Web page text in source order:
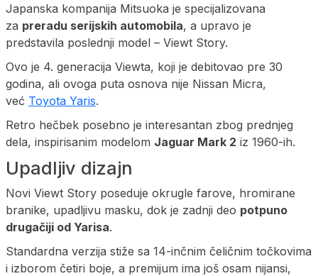
Japanska kompanija Mitsuoka je specijalizovana
za preradu serijskih automobila, a upravo je
predstavila poslednji model – Viewt Story.
Ovo je 4. generacija Viewta, koji je debitovao pre 30
godina, ali ovoga puta osnova nije Nissan Micra,
već Toyota Yaris.
Retro hečbek posebno je interesantan zbog prednjeg
dela, inspirisanim modelom Jaguar Mark 2 iz 1960-ih.
Upadljiv dizajn
Novi Viewt Story poseduje okrugle farove, hromirane
branike, upadljivu masku, dok je zadnji deo potpuno
drugačiji od Yarisa.
Standardna verzija stiže sa 14-inčnim čeličnim točkovima
i izborom četiri boje, a premijum ima još osam nijansi,